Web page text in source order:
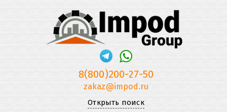
8(800)200-27-50
zakaz@impod.ru
Открыть поиск